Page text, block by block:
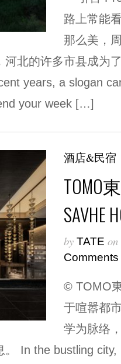
路上常能
那么美，
河北的许多市县成为
years, a slogan
your week […]
酒店&民宿
TOMO
by TATE on
Comments
© TOMO
于喧嚣都
学为脉络
In the bustling